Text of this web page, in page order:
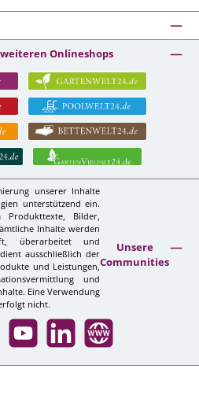
Onlineshops
unserer Inhalte
unterstützend ein.
Bilder,
Inhalte werden
überarbeitet und
ausschließlich der
und Leistungen,
und
Eine Verwendung
nicht.
Unsere
Communities
YouTube LinkedIn Website